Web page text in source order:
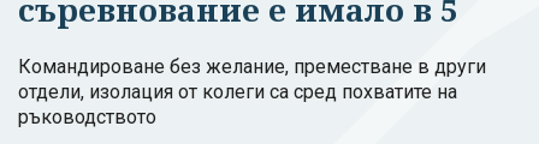
съревнование е имало в 5
Командироване без желание, преместване в други
отдели, изолация от колеги са сред похватите на
ръководството